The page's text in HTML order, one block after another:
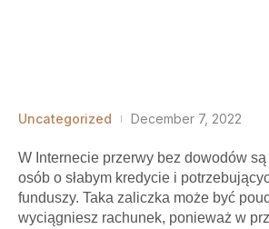
Uncategorized December 7, 2022
W Internecie przerwy bez dowodów
osób o słabym kredycie i
funduszy. Taka zaliczka może być
wyciągniesz rachunek, ponieważ w